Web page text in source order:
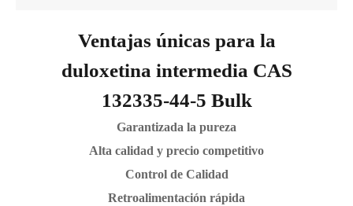
Ventajas únicas para la
duloxetina intermedia CAS
132335-44-5 Bulk
Garantizada la pureza
Alta calidad y precio competitivo
Control de Calidad
Retroalimentación rápida